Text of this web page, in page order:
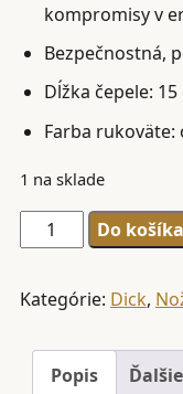
kompromisy v
Bezpečnostná,
Dĺžka čepele: 15
Farba rukoväte:
1 na sklade
množstvo
Dick
MasterGrip,
vykosťovací
nôž,
oranžový,
Do košíka
Kategórie: Dick,
Popis